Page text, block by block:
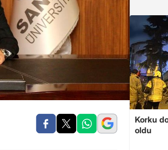
Korku
oldu